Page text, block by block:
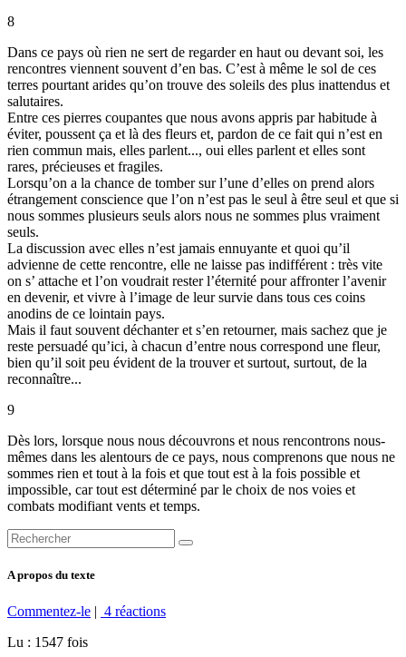
8
Dans ce pays où rien ne sert de regarder en haut ou devant soi, les
rencontres viennent souvent d’en bas. C’est à même le sol de ces
terres pourtant arides qu’on trouve des soleils des plus inattendus et
salutaires.
Entre ces pierres coupantes que nous avons appris par habitude à
éviter, poussent ça et là des fleurs et, pardon de ce fait qui n’est en
rien commun mais, elles parlent..., oui elles parlent et elles sont
rares, précieuses et fragiles.
Lorsqu’on a la chance de tomber sur l’une d’elles on prend alors
étrangement conscience que l’on n’est pas le seul à être seul et que si
nous sommes plusieurs seuls alors nous ne sommes plus vraiment
seuls.
La discussion avec elles n’est jamais ennuyante et quoi qu’il
advienne de cette rencontre, elle ne laisse pas indifférent : très vite
on s’ attache et l’on voudrait rester l’éternité pour affronter l’avenir
en devenir, et vivre à l’image de leur survie dans tous ces coins
anodins de ce lointain pays.
Mais il faut souvent déchanter et s’en retourner, mais sachez que je
reste persuadé qu’ici, à chacun d’entre nous correspond une fleur,
bien qu’il soit peu évident de la trouver et surtout, surtout, de la
reconnaître...
9
Dès lors, lorsque nous nous découvrons et nous rencontrons nous-
mêmes dans les alentours de ce pays, nous comprenons que nous ne
sommes rien et tout à la fois et que tout est à la fois possible et
impossible, car tout est déterminé par le choix de nos voies et
combats modifiant vents et temps.
A propos du texte
Commentez-le | 4 réactions
Lu : 1547 fois